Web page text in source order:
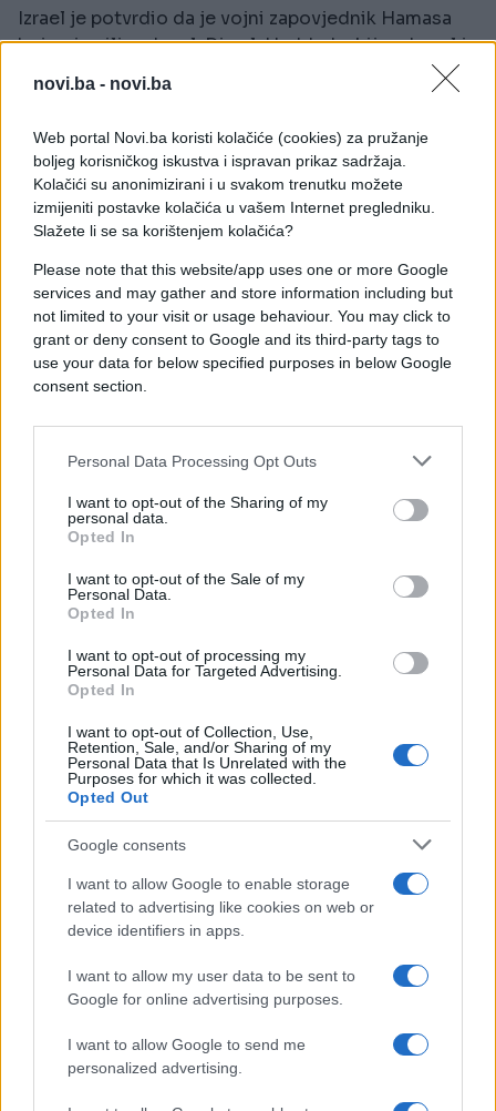
novi.ba - novi.ba
Web portal Novi.ba koristi kolačiće (cookies) za pružanje
boljeg korisničkog iskustva i ispravan prikaz sadržaja.
Kolačići su anonimizirani i u svakom trenutku možete
izmijeniti postavke kolačića u vašem Internet pregledniku.
Slažete li se sa korištenjem kolačića?
Please note that this website/app uses one or more Google
services and may gather and store information including but
not limited to your visit or usage behaviour. You may click to
grant or deny consent to Google and its third-party tags to
use your data for below specified purposes in below Google
consent section.
Personal Data Processing Opt Outs
I want to opt-out of the Sharing of my
personal data.
Opted In
I want to opt-out of the Sale of my
Personal Data.
Opted In
I want to opt-out of processing my
Personal Data for Targeted Advertising.
Opted In
I want to opt-out of Collection, Use,
Retention, Sale, and/or Sharing of my
Personal Data that Is Unrelated with the
Purposes for which it was collected.
Opted Out
Google consents
I want to allow Google to enable storage
related to advertising like cookies on web or
device identifiers in apps.
I want to allow my user data to be sent to
Google for online advertising purposes.
I want to allow Google to send me
personalized advertising.
Izrael je potvrdio da je vojni zapovjednik Hamasa
kojeg je ciljao, Izz al-Din al-Haddad, ubijen. Izrael je
u petak objavio da je u zračnom napadu ciljao vođu
Hamasa u Gazi. Zajednička izjava IDF-a i Izraelske
od arhitekata 7. oktobra”.
Pregovori propali, Teheran odbija Trumpove
uvjete
uspjelo osigurati sporazum između SAD-a i Irana,
razgovori su se raspali oko iranskog nuklearnog
programa i poslijeratne kontrole Hormuškog
tjesnaca. Iran je kao jedan od svojih crvenih linija
naveo i zaustavljanje izraelskih napada širom regije,
daljnje pregovore s Washingtonom
SAD i Izrael intenzivno se pripremaju za obnovu
Izrael i Sjedinjene Države provode najintenzivnije
pripreme za obnovu napada na Iran, moguće već
idući tjedan, potvrdila su dvojica bliskoistočnih
dužnosnika za New York Times. Prema navodima
kampanju na vojne i infrastrukturne ciljeve,
osvajanje iranskog naftnog izvoznog čvorišta
Kharg Island u Perzijskom zaljevu te slanje
specijalnih postrojbi na kopno radi izvlačenja
nuklearnog materijala zakopanoga ispod ruševina.
Netanyahu i Trump razgovarali o Iranu i Kini
Izraelski premijer Benjamin Netanyahu potvrdio je
da je danas razgovarao s američkim predsjednikom
Donaldom Trumpom nakon njegova povratka iz
neće biti završen dok se iz Irana ne ukloni
obogaćeni uranij i ne demontiraju nuklearni objekti,
a Trump je navodno pristao da je uklanjanje iranskih